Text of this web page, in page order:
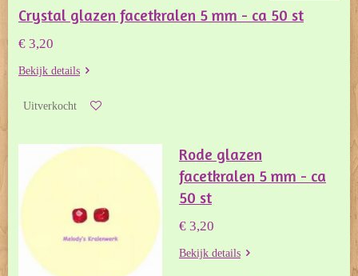
Crystal glazen facetkralen 5 mm - ca 50 st
€ 3,20
Bekijk details
Uitverkocht
Rode glazen
facetkralen 5 mm - ca
50 st
€ 3,20
Bekijk details